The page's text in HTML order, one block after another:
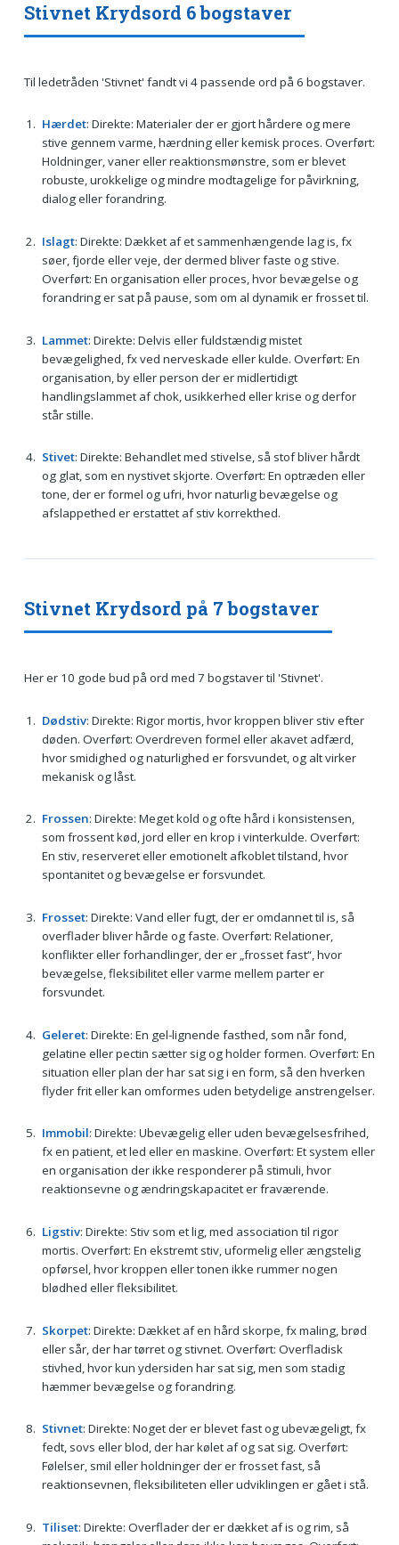
Stivnet Krydsord 6 bogstaver
Til ledetråden 'Stivnet' fandt vi 4 passende ord på 6 bogstaver.
Hærdet: Direkte: Materialer der er gjort hårdere og mere
stive gennem varme, hærdning eller kemisk proces. Overført:
Holdninger, vaner eller reaktionsmønstre, som er blevet
robuste, urokkelige og mindre modtagelige for påvirkning,
dialog eller forandring.
Islagt: Direkte: Dækket af et sammenhængende lag is, fx
søer, fjorde eller veje, der dermed bliver faste og stive.
Overført: En organisation eller proces, hvor bevægelse og
forandring er sat på pause, som om al dynamik er frosset til.
Lammet: Direkte: Delvis eller fuldstændig mistet
bevægelighed, fx ved nerveskade eller kulde. Overført: En
organisation, by eller person der er midlertidigt
handlingslammet af chok, usikkerhed eller krise og derfor
står stille.
Stivet: Direkte: Behandlet med stivelse, så stof bliver hårdt
og glat, som en nystivet skjorte. Overført: En optræden eller
tone, der er formel og ufri, hvor naturlig bevægelse og
afslappethed er erstattet af stiv korrekthed.
Stivnet Krydsord på 7 bogstaver
Her er 10 gode bud på ord med 7 bogstaver til 'Stivnet'.
Dødstiv: Direkte: Rigor mortis, hvor kroppen bliver stiv efter
døden. Overført: Overdreven formel eller akavet adfærd,
hvor smidighed og naturlighed er forsvundet, og alt virker
mekanisk og låst.
Frossen: Direkte: Meget kold og ofte hård i konsistensen,
som frossent kød, jord eller en krop i vinterkulde. Overført:
En stiv, reserveret eller emotionelt afkoblet tilstand, hvor
spontanitet og bevægelse er forsvundet.
Frosset: Direkte: Vand eller fugt, der er omdannet til is, så
overflader bliver hårde og faste. Overført: Relationer,
konflikter eller forhandlinger, der er „frosset fast“, hvor
bevægelse, fleksibilitet eller varme mellem parter er
forsvundet.
Geleret: Direkte: En gel-lignende fasthed, som når fond,
gelatine eller pectin sætter sig og holder formen. Overført: En
situation eller plan der har sat sig i en form, så den hverken
flyder frit eller kan omformes uden betydelige anstrengelser.
Immobil: Direkte: Ubevægelig eller uden bevægelsesfrihed,
fx en patient, et led eller en maskine. Overført: Et system eller
en organisation der ikke responderer på stimuli, hvor
reaktionsevne og ændringskapacitet er fraværende.
Ligstiv: Direkte: Stiv som et lig, med association til rigor
mortis. Overført: En ekstremt stiv, uformelig eller ængstelig
opførsel, hvor kroppen eller tonen ikke rummer nogen
blødhed eller fleksibilitet.
Skorpet: Direkte: Dækket af en hård skorpe, fx maling, brød
eller sår, der har tørret og stivnet. Overført: Overfladisk
stivhed, hvor kun ydersiden har sat sig, men som stadig
hæmmer bevægelse og forandring.
Stivnet: Direkte: Noget der er blevet fast og ubevægeligt, fx
fedt, sovs eller blod, der har kølet af og sat sig. Overført:
Følelser, smil eller holdninger der er frosset fast, så
reaktionsevnen, fleksibiliteten eller udviklingen er gået i stå.
Tiliset: Direkte: Overflader der er dækket af is og rim, så